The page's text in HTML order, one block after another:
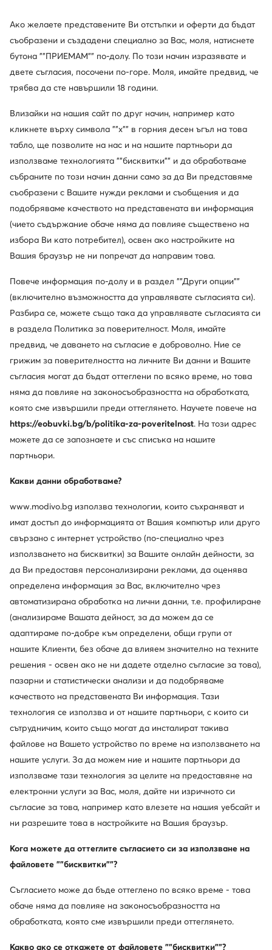
Един клуб, предимства на много места.
Промоции само за членовете на клуба, удължен
срок за връщане и много повече. Отключете
възстановяване на средства при всяка покупка!
Използвайте MODIVOclub Научете повече
Отстъпки само
за членовете на клуба
30 дни за връщане за членовете на клуба
14 дни за останалите
10% кешбек в MODIVOclub GOLD
онлайн, стационарно, през цялата година
Кешбекът се комбинира с всяка
промоция и разпродажба
Смени държавата: България (BG)
Изтеглете приложение
Обслужване на клиенти
Информации
© obuvki.bg 2026
Регламент
Промени настройките
Политика за поверителност
Ако желаете представените Ви отстъпки и оферти да бъдат
съобразени и създадени специално за Вас, моля, натиснете
бутона ""ПРИЕМАМ"" по-долу. По този начин изразявате и
двете съгласия, посочени по-горе. Моля, имайте предвид, че
трябва да сте навършили 18 години.
Влизайки на нашия сайт по друг начин, например като
кликнете върху символа ""x"" в горния десен ъгъл на това
табло, ще позволите на нас и на нашите партньори да
използваме технологията ""бисквитки"" и да обработваме
събраните по този начин данни само за да Ви представяме
съобразени с Вашите нужди реклами и съобщения и да
подобряваме качеството на представената ви информация
(чието съдържание обаче няма да повлияе съществено на
избора Ви като потребител), освен ако настройките на
Вашия браузър не ни попречат да направим това.
Повече информация по-долу и в раздел ""Други опции""
(включително възможността да управлявате съгласията си).
Разбира се, можете също така да управлявате съгласията си
в раздела Политика за поверителност. Моля, имайте
предвид, че даването на съгласие е доброволно. Ние се
грижим за поверителността на личните Ви данни и Вашите
съгласия могат да бъдат оттеглени по всяко време, но това
няма да повлияе на законосъобразността на обработката,
която сме извършили преди оттеглянето. Научете повече на
https://eobuvki.bg/b/politika-za-poveritelnost. На този адрес
можете да се запознаете и със списъка на нашите
партньори.
Какви данни обработваме?
www.modivo.bg използва технологии, които съхраняват и
имат достъп до информацията от Вашия компютър или друго
свързано с интернет устройство (по-специално чрез
използването на бисквитки) за Вашите онлайн дейности, за
да Ви предоставя персонализирани реклами, да оценява
определена информация за Вас, включително чрез
автоматизирана обработка на лични данни, т.е. профилиране
(анализираме Вашата дейност, за да можем да се
адаптираме по-добре към определени, общи групи от
нашите Клиенти, без обаче да влияем значително на техните
решения - освен ако не ни дадете отделно съгласие за това),
пазарни и статистически анализи и да подобряваме
качеството на представената Ви информация. Тази
технология се използва и от нашите партньори, с които си
сътрудничим, които също могат да инсталират такива
файлове на Вашето устройство по време на използването на
нашите услуги. За да можем ние и нашите партньори да
използваме тази технология за целите на предоставяне на
електронни услуги за Вас, моля, дайте ни изричното си
съгласие за това, например като влезете на нашия уебсайт и
ни разрешите това в настройките на Вашия браузър.
Кога можете да оттеглите съгласието си за използване на
файловете ""бисквитки""?
Съгласието може да бъде оттеглено по всяко време - това
обаче няма да повлияе на законосъобразността на
обработката, която сме извършили преди оттеглянето.
Какво ако се откажете от файловете ""бисквитки""?